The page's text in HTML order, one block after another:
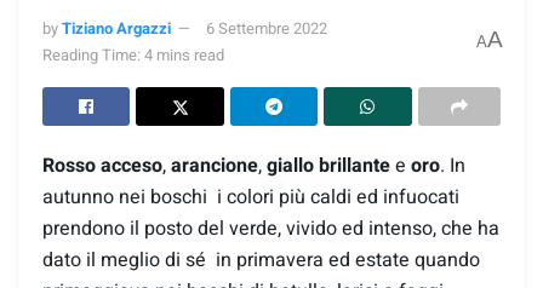
byTiziano Argazzi
6 Settembre 2022
Reading Time: 4 mins read
AA
Rosso acceso,arancione,giallo brillantee oro. In
autunno nei boschi i colori più caldi ed infuocati
prendono il posto del verde, vivido ed intenso, che ha
dato il meglio di sé in primavera ed estate quando